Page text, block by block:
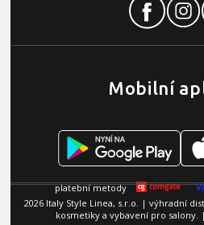
Mobilní
2026 Italy Style Linea, s.r.o. | výhradní
kosmetiky a vybavení pro salony.